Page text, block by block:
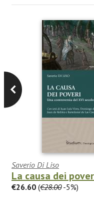
Saverio Di Liso
La causa dei
€26.60 (€28.00-5%)